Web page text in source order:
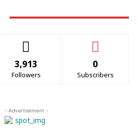
3,913
Followers
0
Subscribers
- Advertisement -